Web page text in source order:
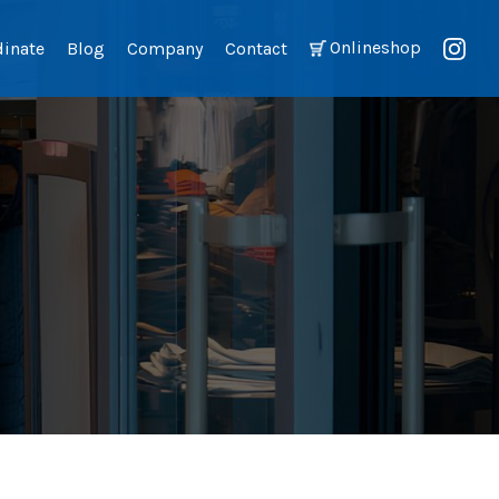
Onlineshop
Blog Company Contact